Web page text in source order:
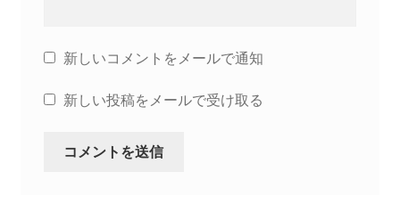
新しいコメントをメールで通知
新しい投稿をメールで受け取る